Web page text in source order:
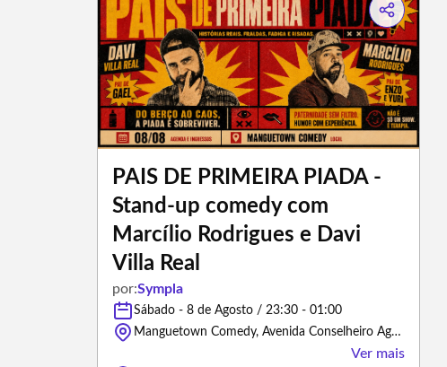
PAIS DE PRIMEIRA PIADA -
Stand-up comedy com
Marcílio Rodrigues e Davi
Villa Real
por:Sympla
Sábado - 8 de Agosto / 23:30 - 01:00
Manguetown Comedy, Avenida Conselheiro Aguiar - Recife/Pernambuco
Ver mais